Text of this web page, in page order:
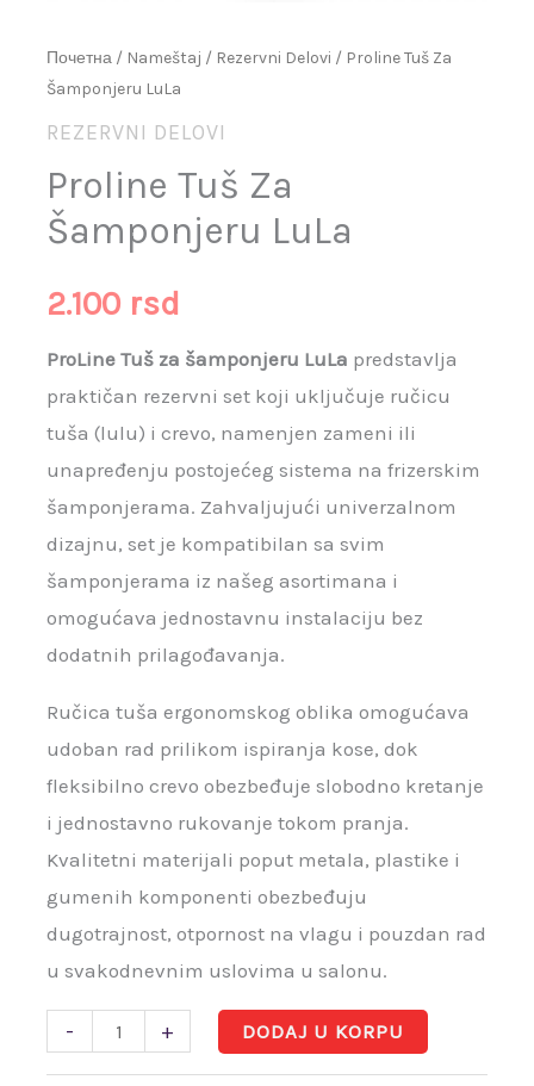
Почетна / Nameštaj / Rezervni Delovi / Proline Tuš Za
Šamponjeru LuLa
REZERVNI DELOVI
Proline Tuš Za
Šamponjeru LuLa
2.100 rsd
ProLine Tuš za šamponjeru LuLa predstavlja
praktičan rezervni set koji uključuje ručicu
tuša (lulu) i crevo, namenjen zameni ili
unapređenju postojećeg sistema na frizerskim
šamponjerama. Zahvaljujući univerzalnom
dizajnu, set je kompatibilan sa svim
šamponjerama iz našeg asortimana i
omogućava jednostavnu instalaciju bez
dodatnih prilagođavanja.
Ručica tuša ergonomskog oblika omogućava
udoban rad prilikom ispiranja kose, dok
fleksibilno crevo obezbeđuje slobodno kretanje
i jednostavno rukovanje tokom pranja.
Kvalitetni materijali poput metala, plastike i
gumenih komponenti obezbeđuju
dugotrajnost, otpornost na vlagu i pouzdan rad
u svakodnevnim uslovima u salonu.
- + DODAJ U KORPU